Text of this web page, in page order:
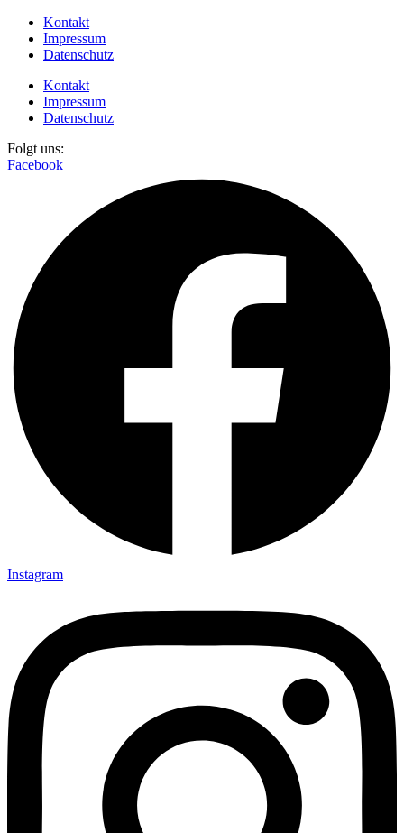
Kontakt
Impressum
Datenschutz
Kontakt
Impressum
Datenschutz
Folgt uns:
Facebook
Instagram